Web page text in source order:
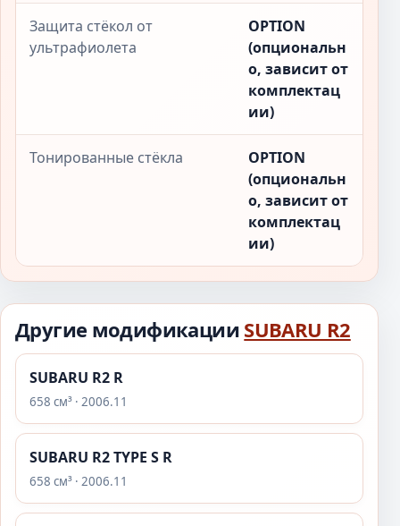
Защита стёкол от
ультрафиолета
OPTION
(опциональн
о, зависит от
комплектац
ии)
Тонированные стёкла
OPTION
(опциональн
о, зависит от
комплектац
ии)
Другие модификации SUBARU R2
SUBARU R2 R
658 см³ · 2006.11
SUBARU R2 TYPE S R
658 см³ · 2006.11